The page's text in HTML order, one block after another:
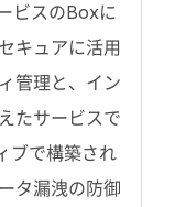
ビスのBoxに
キュアに活用
管理と、イン
たサービスで
ブで構築され
タ漏洩の防御